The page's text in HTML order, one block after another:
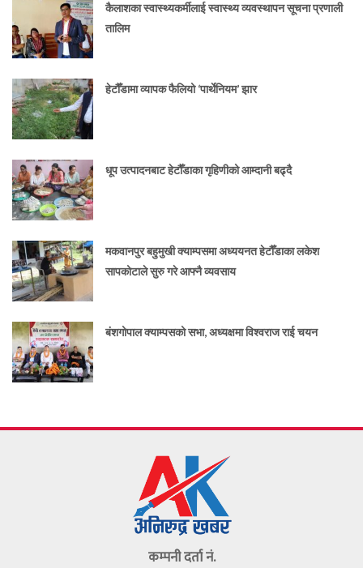
कैलाशका स्वास्थ्यकर्मीलाई स्वास्थ्य व्यवस्थापन सूचना प्रणाली
तालिम
हेटौँडामा व्यापक फैलियो ‘पार्थेनियम’ झार
धूप उत्पादनबाट हेटौँडाका गृहिणीको आम्दानी बढ्दै
मकवानपुर बहुमुखी क्याम्पसमा अध्ययनत हेटौँडाका लकेश
सापकोटाले सुरु गरे आफ्नै व्यवसाय
बंशगोपाल क्याम्पसको सभा, अध्यक्षमा विश्वराज राई चयन
कम्पनी दर्ता नं.